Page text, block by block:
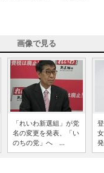
画像で見る
「れいわ新選組」が党
名の変更を発表、「い
のちの党」へ ...